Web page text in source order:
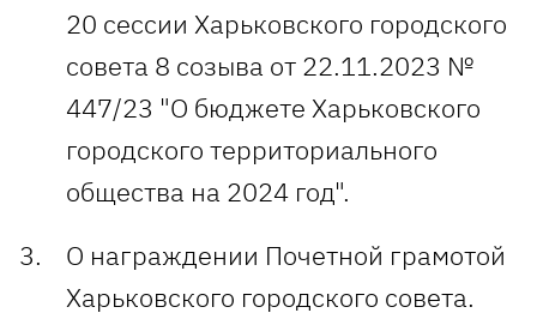
20 сессии Харьковского городского
совета 8 созыва от 22.11.2023 №
447/23 "О бюджете Харьковского
городского территориального
общества на 2024 год".
О награждении Почетной грамотой
Харьковского городского совета.